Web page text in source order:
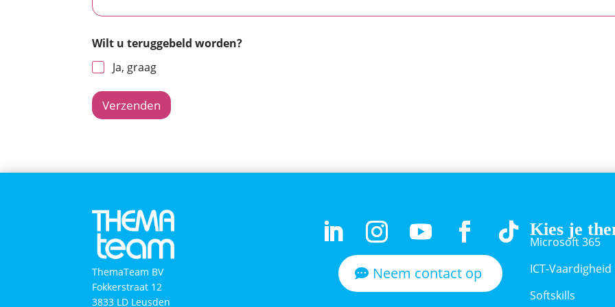
Wilt u teruggebeld worden?
Ja, graag
Verzenden
ThemaTeam BV
Fokkerstraat 12
3833 LD Leusden
Neem contact op
Kies je
Microsoft 365
ICT-Vaardigheid
Softskills